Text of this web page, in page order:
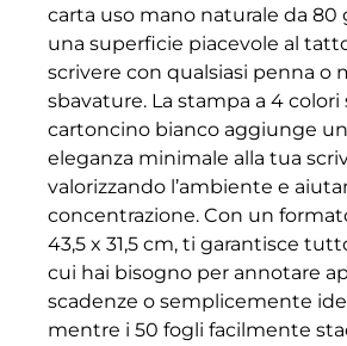
carta uso mano naturale da 80
una superficie piacevole al
scrivere con qualsiasi penna o
sbavature. La stampa a 4
cartoncino bianco aggiunge
eleganza minimale alla tua
valorizzando l’ambiente e
concentrazione. Con un
43,5 x 31,5 cm, ti garantisce
cui hai bisogno per annotare
scadenze o semplicemente
mentre i 50 fogli facilmente